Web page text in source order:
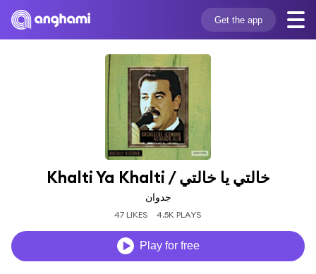
Get the app
Khalti Ya Khalti / خالتي يا خالتي
جدوان
47 LIKES 4.5K PLAYS
Play for free